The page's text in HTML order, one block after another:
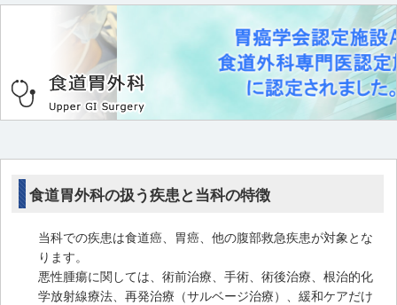
食道胃外科の扱う疾患と当科の特徴
当科での疾患は食道癌、胃癌、他の腹部救急疾患が対象とな
ります。
悪性腫瘍に関しては、術前治療、手術、術後治療、根治的化
学放射線療法、再発治療（サルベージ治療）、緩和ケアだけ